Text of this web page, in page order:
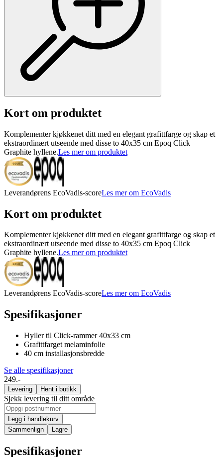
Kort om produktet
Komplementer kjøkkenet ditt med en elegant grafittfarge og skap et
ekstraordinært utseende med disse to 40x35 cm Epoq Click
Graphite hyllene.Les mer om produktet
Leverandørens EcoVadis-scoreLes mer om EcoVadis
Kort om produktet
Komplementer kjøkkenet ditt med en elegant grafittfarge og skap et
ekstraordinært utseende med disse to 40x35 cm Epoq Click
Graphite hyllene.Les mer om produktet
Leverandørens EcoVadis-scoreLes mer om EcoVadis
Spesifikasjoner
Hyller til Click-rammer 40x33 cm
Grafittfarget melaminfolie
40 cm installasjonsbredde
Se alle spesifikasjoner
249.-
Levering Hent i butikk
Sjekk levering til ditt område
Legg i handlekurv
Sammenlign
Lagre
Spesifikasjoner